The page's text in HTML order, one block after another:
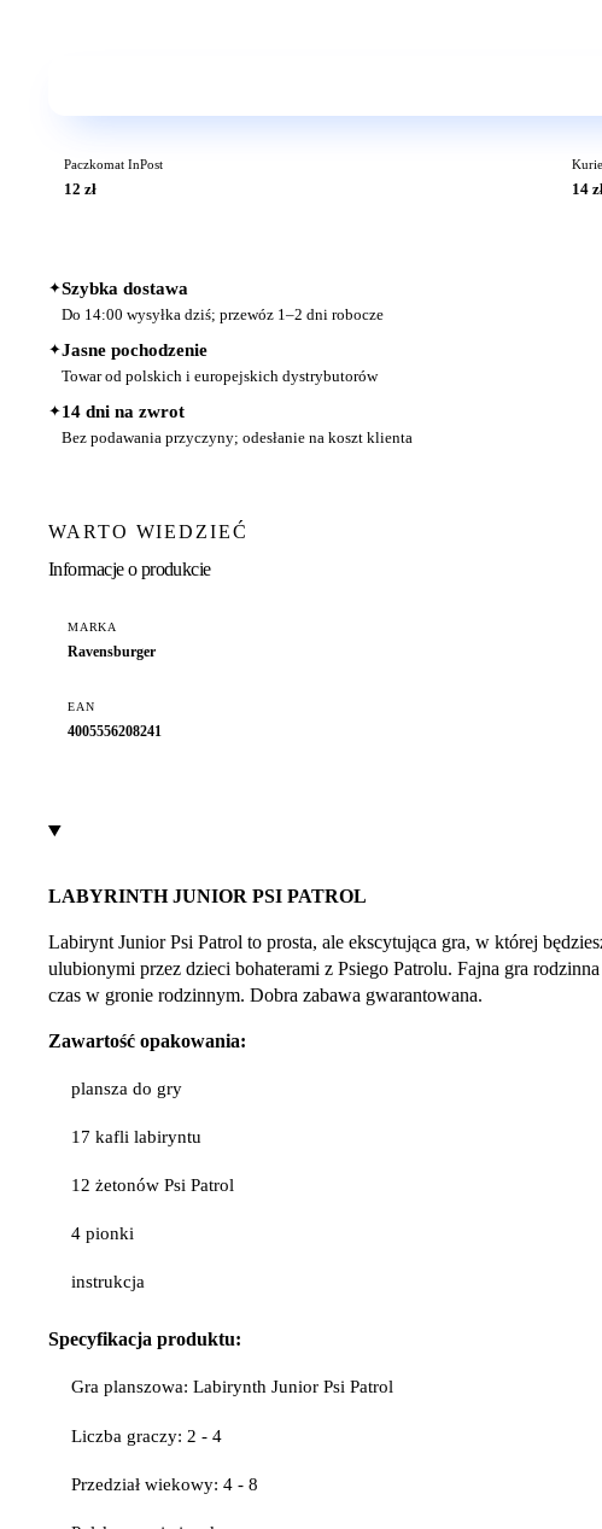
Paczkomat InPost
12 zł 14
✦Szybka dostawa
Do 14:00 wysyłka dziś; przewóz 1–2 dni robocze
✦Jasne pochodzenie
Towar od polskich i europejskich dystrybutorów
✦14 dni na zwrot
Bez podawania przyczyny; odesłanie na koszt klienta
WARTO WIEDZIEĆ
Informacje o produkcie
MARKA
Ravensburger
EAN
4005556208241
LABYRINTH JUNIOR PSI PATROL
Labirynt Junior Psi Patrol to prosta, ale ekscytująca gra, w której
ulubionymi przez dzieci bohaterami z Psiego Patrolu. Fajna gra
czas w gronie rodzinnym. Dobra zabawa gwarantowana.
Zawartość opakowania:
plansza do gry
17 kafli labiryntu
12 żetonów Psi Patrol
4 pionki
instrukcja
Specyfikacja produktu:
Gra planszowa: Labirynth Junior Psi Patrol
Liczba graczy: 2 - 4
Przedział wiekowy: 4 - 8